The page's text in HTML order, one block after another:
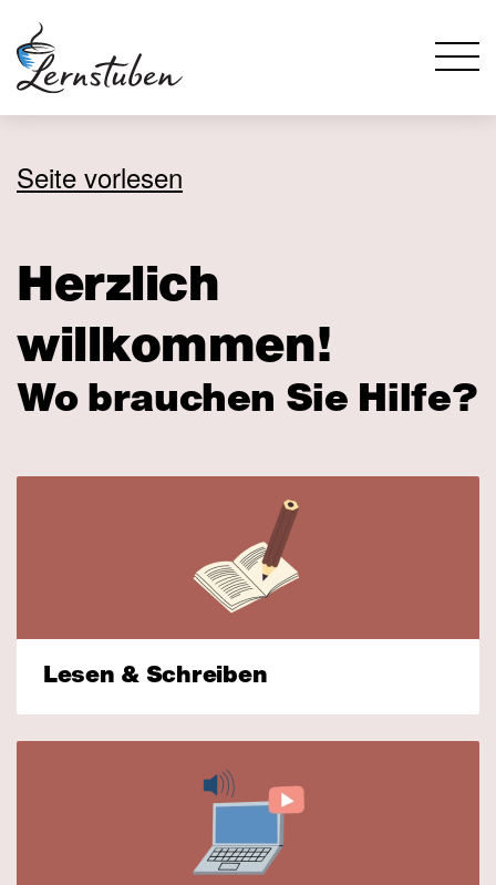
Seite vorlesen
Herzlich
willkommen!
Wo brauchen Sie Hilfe?
Lesen & Schreiben